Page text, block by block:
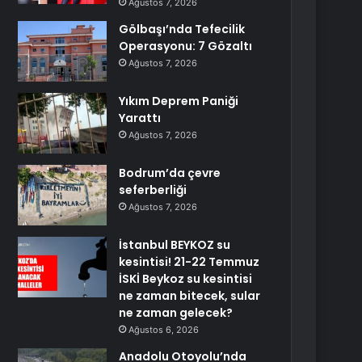
Ağustos 7, 2026
Gölbaşı’nda Tefecilik
Operasyonu: 7 Gözaltı
Ağustos 7, 2026
Yıkım Deprem Paniği
Yarattı
Ağustos 7, 2026
Bodrum’da çevre
seferberliği
Ağustos 7, 2026
İstanbul BEYKOZ su
kesintisi! 21-22 Temmuz
İSKİ Beykoz su kesintisi
ne zaman bitecek, sular
ne zaman gelecek?
Ağustos 6, 2026
Anadolu Otoyolu’nda